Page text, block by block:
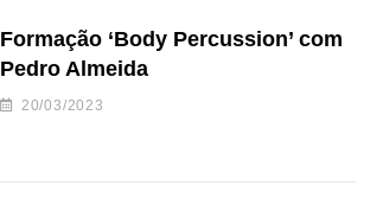
Formação ‘Body Percussion’ com
Pedro Almeida
20/03/2023